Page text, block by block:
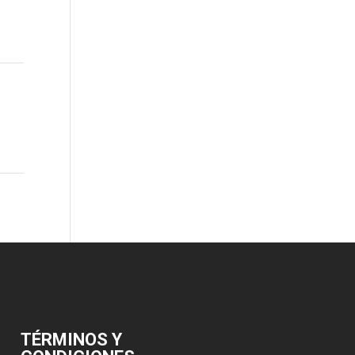
TÉRMINOS Y